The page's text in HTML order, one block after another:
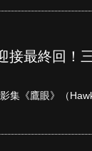
接最終回！
集《鷹眼》（